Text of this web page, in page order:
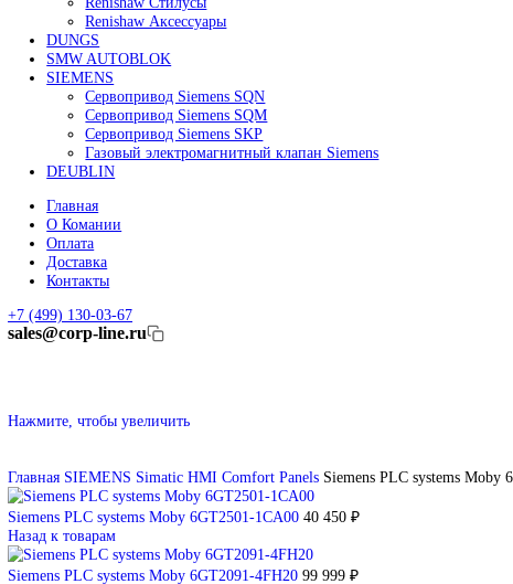
FANUC ROBOT
Робот Fanuc LR Mate
Робот Fanuc для сварки
Коллаборативные-роботы FANUC
Робот Delta Fanuc
Редуктор Fanuc Робот
FESTO
Балонный цилиндр Festo
Renishaw Системы измерений
CMM Renishaw
Renishaw Калибровка
Renishaw Cтилусы
DUNGS
SMW AUTOBLOK
Сервопривод Siemens SKP
DEUBLIN
Главная
О Комании
Оплата
Доставка